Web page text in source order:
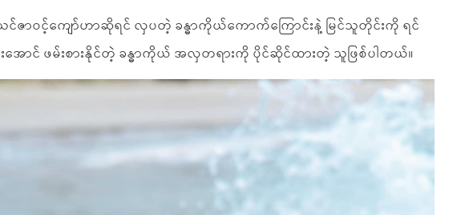
ဇာဝင့်ကျော်ဟာဆိုရင် လှပတဲ့ ခန္ဓာကိုယ်ကောက်ကြောင်းနဲ့ မြင်သူတိုင်းကို ရင်
အောင် ဖမ်းစားနိုင်တဲ့ ခန္ဓာကိုယ် အလှတရားကို ပိုင်ဆိုင်ထားတဲ့ သူဖြစ်ပါတယ်။